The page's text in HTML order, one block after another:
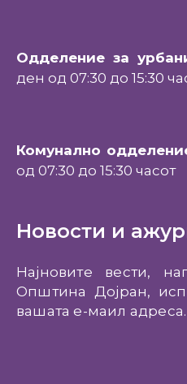
Одделение за
ден од 07:30 до 15:30
Комунално
од 07:30 до 15:30 часот
Новости и
Најновите вести,
Општина Дојран,
вашата е-маил адреса.